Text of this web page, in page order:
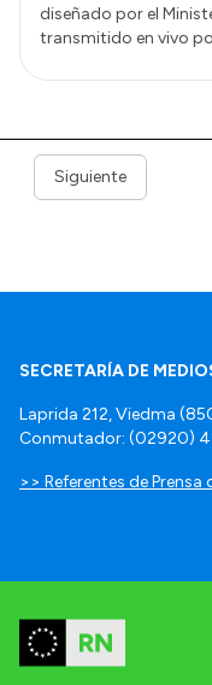
diseñado por el
transmitido en vivo
Siguiente
SECRETARÍA DE
Laprida 212, Viedma
Conmutador: (02920)
>> Referentes de